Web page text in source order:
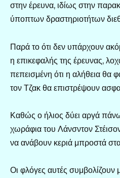
στην έρευνα, ιδίως στην
ύποπτων δραστηριοτήτων
Παρά το ότι δεν υπάρχουν
η επικεφαλής της έρευνας,
πεπεισμένη ότι η αλήθεια θα
τον Τζακ θα επιστρέψουν
Καθώς ο ήλιος δύει αργά
χωράφια του Λάνσντον
να ανάβουν κεριά μπροστά στα
Οι φλόγες αυτές